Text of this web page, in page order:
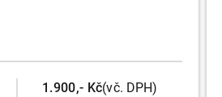
1.900,- Kč(vč. DPH)